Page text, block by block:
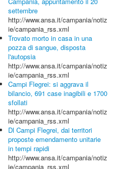
settembre
http://www.ansa.it/campania/notiz
ie/campania_rss.xml
Trovato morto in casa in una
pozza di sangue, disposta
l'autopsia
http://www.ansa.it/campania/notiz
ie/campania_rss.xml
Campi Flegrei: si aggrava il
bilancio, 691 case inagibili e 1700
sfollati
http://www.ansa.it/campania/notiz
ie/campania_rss.xml
Dl Campi Flegrei, dai territori
proposte emendamento unitarie
in tempi rapidi
http://www.ansa.it/campania/notiz
ie/campania_rss.xml